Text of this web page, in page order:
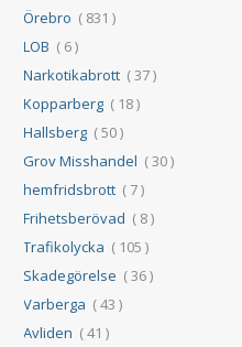
Örebro ( 831 )
LOB ( 6 )
Narkotikabrott ( 37 )
Kopparberg ( 18 )
Hallsberg ( 50 )
Grov Misshandel ( 30 )
hemfridsbrott ( 7 )
Frihetsberövad ( 8 )
Trafikolycka ( 105 )
Skadegörelse ( 36 )
Varberga ( 43 )
Avliden ( 41 )